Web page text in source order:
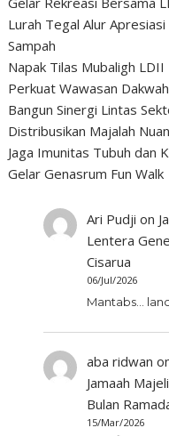
Lurah Tegal Alur
Sampah
Napak Tilas Mubaligh
Perkuat Wawasan
Bangun Sinergi Lintas
Distribusikan Majalah
Jaga Imunitas Tubuh dan
Gelar Genasrum Fun Walk
Ari Pudji on
Lentera
Cisarua
06/Jul/2026
Mantabs...
aba ridwan
Jamaah
Bulan
15/Mar/2026